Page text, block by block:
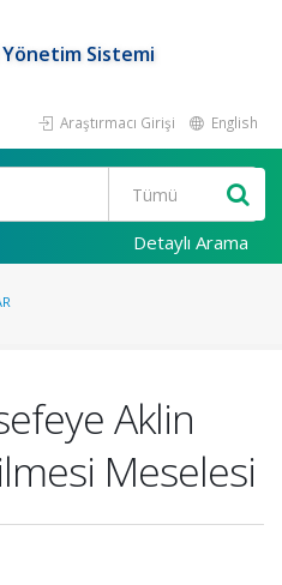
Sistemi
Araştırmacı Girişi English
Detaylı Arama
Aklin
Meselesi